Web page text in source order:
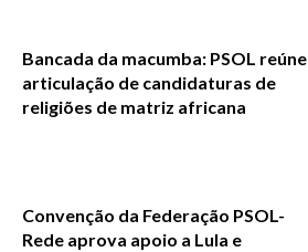
Bancada da macumba: PSOL reúne
articulação de candidaturas de
religiões de matriz africana
Convenção da Federação PSOL-
Rede aprova apoio a Lula e